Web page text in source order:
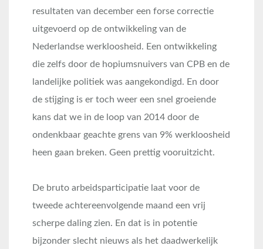
resultaten van december een forse correctie
uitgevoerd op de ontwikkeling van de
Nederlandse werkloosheid. Een ontwikkeling
die zelfs door de hopiumsnuivers van CPB en de
landelijke politiek was aangekondigd. En door
de stijging is er toch weer een snel groeiende
kans dat we in de loop van 2014 door de
ondenkbaar geachte grens van 9% werkloosheid
heen gaan breken. Geen prettig vooruitzicht.
De bruto arbeidsparticipatie laat voor de
tweede achtereenvolgende maand een vrij
scherpe daling zien. En dat is in potentie
bijzonder slecht nieuws als het daadwerkelijk